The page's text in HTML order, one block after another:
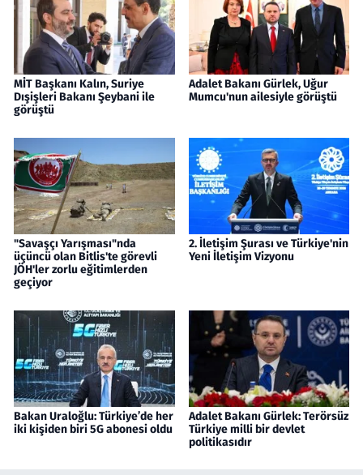
MİT Başkanı Kalın, Suriye
Dışişleri Bakanı Şeybani ile
görüştü
Adalet Bakanı Gürlek, Uğur
Mumcu'nun ailesiyle görüştü
"Savaşçı Yarışması"nda
üçüncü olan Bitlis'te görevli
JÖH'ler zorlu eğitimlerden
geçiyor
2. İletişim Şurası ve Türkiye'nin
Yeni İletişim Vizyonu
Bakan Uraloğlu: Türkiye’de her
iki kişiden biri 5G abonesi oldu
Adalet Bakanı Gürlek: Terörsüz
Türkiye milli bir devlet
politikasıdır